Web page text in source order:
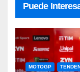
Puede
MOTOGP